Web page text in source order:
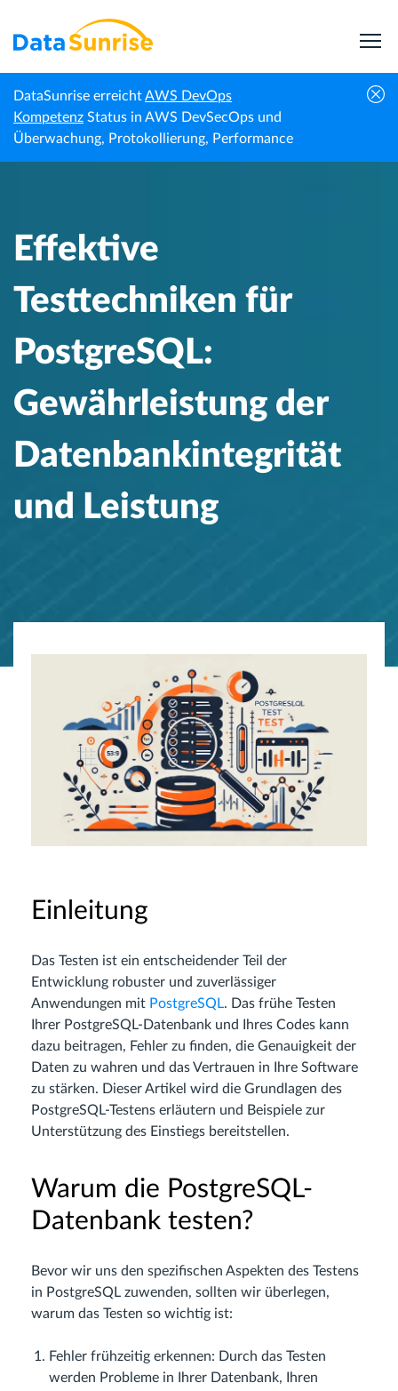
DataSunrise erreichtAWS DevOps
Kompetenz Status in AWS DevSecOps und
Überwachung, Protokollierung, Performance
Startseite Wissenszentrum
Effektive Testtechniken für PostgreSQL:
Gewährleistung der Datenbankintegrität
und Leistung
Effektive
Testtechniken für
PostgreSQL:
Gewährleistung der
Datenbankintegrität
und Leistung
Einleitung
Das Testen ist ein entscheidender Teil der
Entwicklung robuster und zuverlässiger
Anwendungen mit PostgreSQL. Das frühe Testen
Ihrer PostgreSQL-Datenbank und Ihres Codes kann
dazu beitragen, Fehler zu finden, die Genauigkeit der
Daten zu wahren und das Vertrauen in Ihre Software
zu stärken. Dieser Artikel wird die Grundlagen des
PostgreSQL-Testens erläutern und Beispiele zur
Unterstützung des Einstiegs bereitstellen.
Warum die PostgreSQL-
Datenbank testen?
Bevor wir uns den spezifischen Aspekten des Testens
in PostgreSQL zuwenden, sollten wir überlegen,
warum das Testen so wichtig ist:
Fehler frühzeitig erkennen: Durch das Testen
werden Probleme in Ihrer Datenbank, Ihren